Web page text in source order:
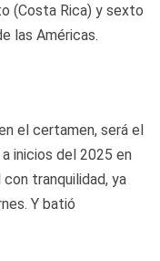
(Costa Rica) y sexto
las Américas.
el certamen, será el
inicios del 2025 en
con tranquilidad, ya
Y batió